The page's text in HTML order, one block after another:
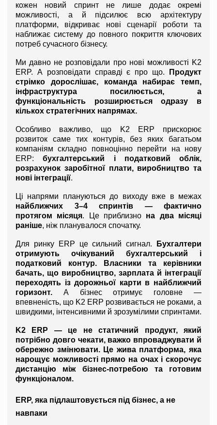
кожен новий спринт не лише додає окремі
можливості, а й підсилює всю архітектуру
платформи, відкриває нові сценарії роботи та
наближає систему до повного покриття ключових
потреб сучасного бізнесу.
Ми давно не розповідали про нові можливості K2
ERP. А розповідати справді є про що.
Продукт
стрімко дорослішає, команда набирає темп,
інфраструктура посилюється, а
функціональність розширюється одразу в
кількох стратегічних напрямах.
Особливо важливо, що K2 ERP прискорює
розвиток саме тих контурів, без яких багатьом
компаніям складно повноцінно перейти на нову
ERP: бухгалтерський і податковий облік,
розрахунок заробітної плати, виробництво та
нові інтеграції.
найближчих 3–4 спринтів — фактично
протягом місяця. Це приблизно на два місяці
раніше, ніж планувалося спочатку.
Для ринку ERP це сильний сигнал.
Бухгалтери
отримують очікуваний бухгалтерський і
податковий контур. Власники та керівники
бачать, що виробництво, зарплата й інтеграції
переходять із дорожньої карти в найближчий
горизонт. А бізнес отримує головне —
впевненість, що K2 ERP розвивається не роками, а
швидкими, інтенсивними й зрозумілими спринтами.
K2 ERP — це не статичний продукт, який
потрібно довго чекати, важко впроваджувати й
обережно змінювати. Це жива платформа, яка
нарощує можливості прямо на очах і скорочує
дистанцію між бізнес-потребою та готовим
функціоналом.
ERP, яка підлаштовується під бізнес, а не
навпаки